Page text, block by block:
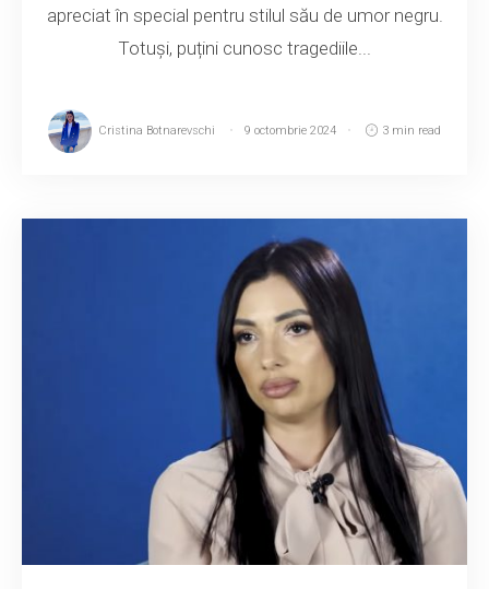
apreciat în special pentru stilul său de umor negru.
Totuși, puțini cunosc tragediile...
Cristina Botnarevschi 9 octombrie 2024 3 min read